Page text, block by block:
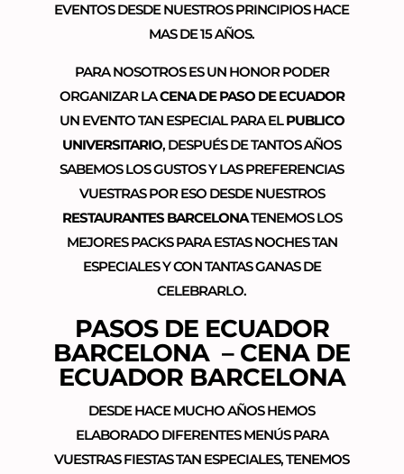
EVENTOS DESDE NUESTROS PRINCIPIOS HACE
MAS DE 15 AÑOS.
PARA NOSOTROS ES UN HONOR PODER
ORGANIZAR LACENA DE PASO DE ECUADOR
UN EVENTO TAN ESPECIAL PARA ELPUBLICO
UNIVERSITARIO, DESPUÉS DE TANTOS AÑOS
SABEMOS LOS GUSTOS Y LAS PREFERENCIAS
VUESTRAS POR ESO DESDE NUESTROS
RESTAURANTES BARCELONATENEMOS LOS
MEJORES PACKS PARA ESTAS NOCHES TAN
ESPECIALES Y CON TANTAS GANAS DE
CELEBRARLO.
PASOS DE ECUADOR
BARCELONA – CENA DE
ECUADOR BARCELONA
DESDE HACE MUCHO AÑOS HEMOS
ELABORADO DIFERENTES MENÚS PARA
VUESTRAS FIESTAS TAN ESPECIALES, TENEMOS